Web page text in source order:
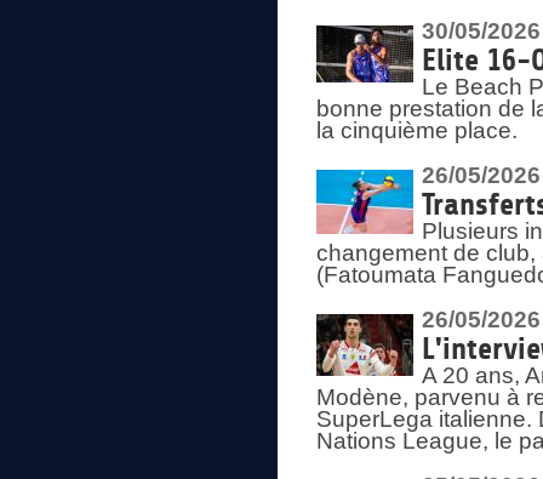
30/05/2026
Elite 16-
Le Beach
bonne prestation de
la cinquième place.
26/05/2026
Plusieurs
changement de
(Fatoumata
26/05/2026
A 20 ans,
Modène, parvenu à
SuperLega italienne.
Nations League, le